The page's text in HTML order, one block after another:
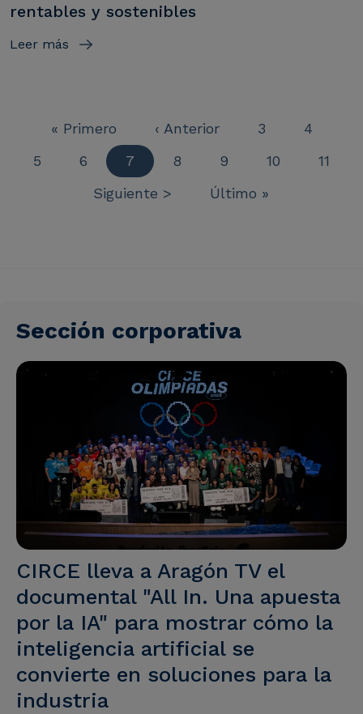
rentables y sostenibles
Leer más
Primera página
« Primero Página anterior
‹ Anterior Página
3 Página
4
Página
5 Página
6 Página actual
7 Página
8 Página
9 Página
10 Página
11
Siguiente página
Siguiente > Última página
Último »
Sección corporativa
CIRCE lleva a Aragón TV el
documental "All In. Una apuesta
por la IA" para mostrar cómo la
inteligencia artificial se
convierte en soluciones para la
industria